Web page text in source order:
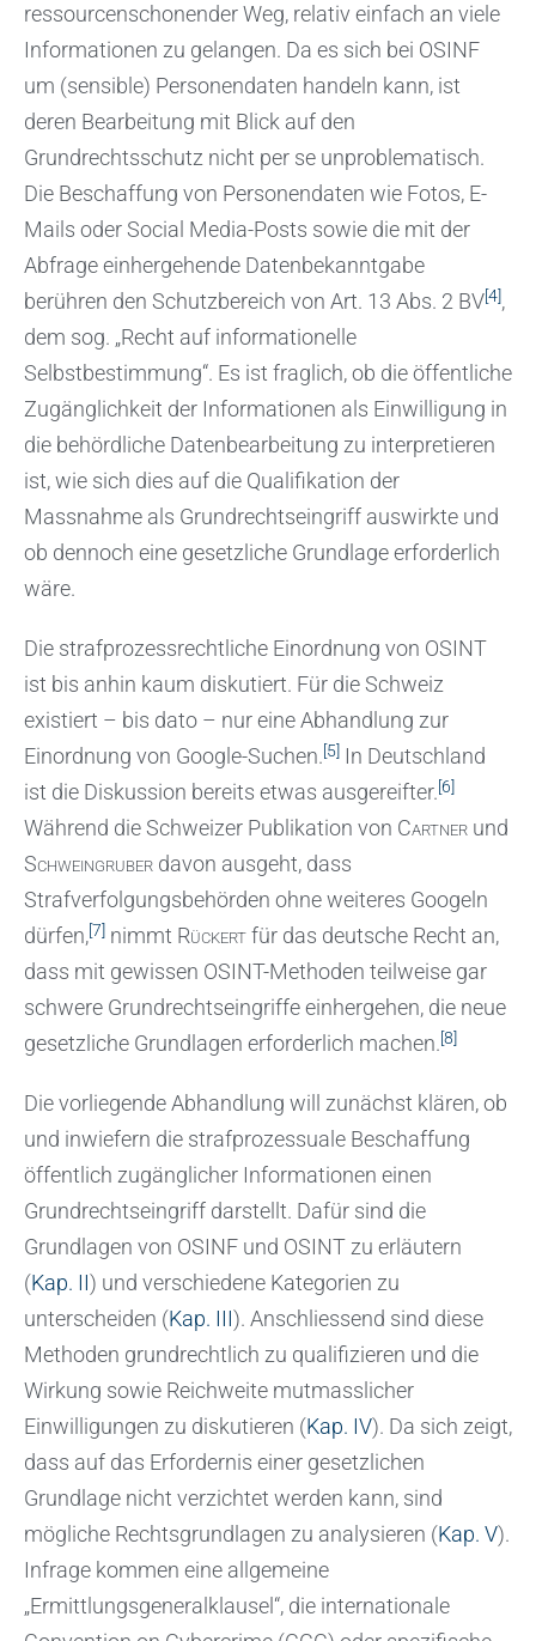
ressourcenschonender Weg, relativ einfach an viele
Informationen zu gelangen. Da es sich bei OSINF
um (sensible) Personendaten handeln kann, ist
deren Bearbeitung mit Blick auf den
Grundrechtsschutz nicht per se unproblematisch.
Die Beschaffung von Personendaten wie Fotos, E-
Mails oder Social Media-Posts sowie die mit der
Abfrage einhergehende Datenbekanntgabe
berühren den Schutzbereich von Art. 13 Abs. 2 BV[4],
dem sog. „Recht auf informationelle
Selbstbestimmung“. Es ist fraglich, ob die öffentliche
Zugänglichkeit der Informationen als Einwilligung in
die behördliche Datenbearbeitung zu interpretieren
ist, wie sich dies auf die Qualifikation der
Massnahme als Grundrechtseingriff auswirkte und
ob dennoch eine gesetzliche Grundlage erforderlich
wäre.
Die strafprozessrechtliche Einordnung von OSINT
ist bis anhin kaum diskutiert. Für die Schweiz
existiert – bis dato – nur eine Abhandlung zur
Einordnung von Google-Suchen.[5] In Deutschland
ist die Diskussion bereits etwas ausgereifter.[6]
Während die Schweizer Publikation von Cartner und
Schweingruber davon ausgeht, dass
Strafverfolgungsbehörden ohne weiteres Googeln
dürfen,[7] nimmt Rückertfür das deutsche Recht an,
dass mit gewissen OSINT-Methoden teilweise gar
schwere Grundrechtseingriffe einhergehen, die neue
gesetzliche Grundlagen erforderlich machen.[8]
Die vorliegende Abhandlung will zunächst klären, ob
und inwiefern die strafprozessuale Beschaffung
öffentlich zugänglicher Informationen einen
Grundrechtseingriff darstellt. Dafür sind die
Grundlagen von OSINF und OSINT zu erläutern
(Kap. II) und verschiedene Kategorien zu
unterscheiden (Kap. III). Anschliessend sind diese
Methoden grundrechtlich zu qualifizieren und die
Wirkung sowie Reichweite mutmasslicher
Einwilligungen zu diskutieren (Kap. IV). Da sich zeigt,
dass auf das Erfordernis einer gesetzlichen
Grundlage nicht verzichtet werden kann, sind
mögliche Rechtsgrundlagen zu analysieren (Kap. V).
Infrage kommen eine allgemeine
„Ermittlungsgeneralklausel“, die internationale